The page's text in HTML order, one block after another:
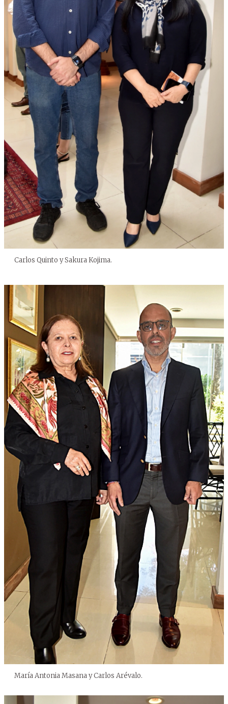
Carlos Quinto y Sakura Kojima.
María Antonia Masana y Carlos Arévalo.